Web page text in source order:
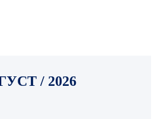
/ 2026